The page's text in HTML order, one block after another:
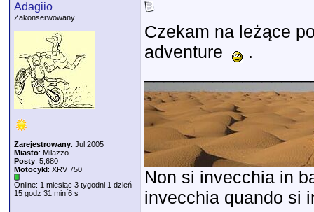
Adagiio
Zakonserwowany
Zarejestrowany: Jul 2005
Miasto: Milazzo
Posty: 5,680
Motocykl: XRV 750
Online: 1 miesiąc 3 tygodni 1 dzień
15 godz 31 min 6 s
Czekam na leżące
adventure
.
Non si invecchia in
invecchia quando si